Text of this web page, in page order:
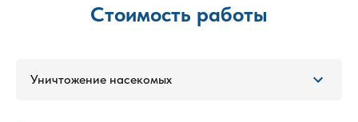
Стоимость работы
Уничтожение насекомых